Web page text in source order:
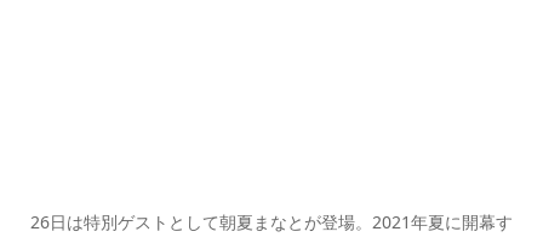
26日は特別ゲストとして朝夏まなとが登場。2021年夏に開幕す